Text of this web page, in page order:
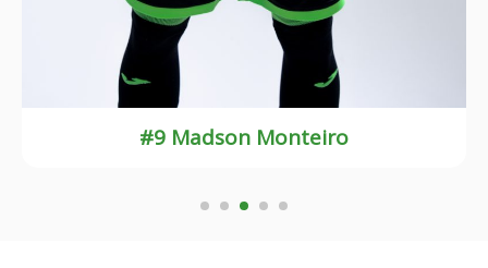
#8 Guilherme Castilho